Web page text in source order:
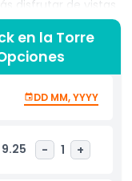
disfrutar de vistas
abajo y
la ciudad. El Saigon
visitantes una
de edificios
Ya seas un
tu ciudad
Grandes
calidad te ayudan
en la Torre
DD MM, YYYY
9.25 - 1 +